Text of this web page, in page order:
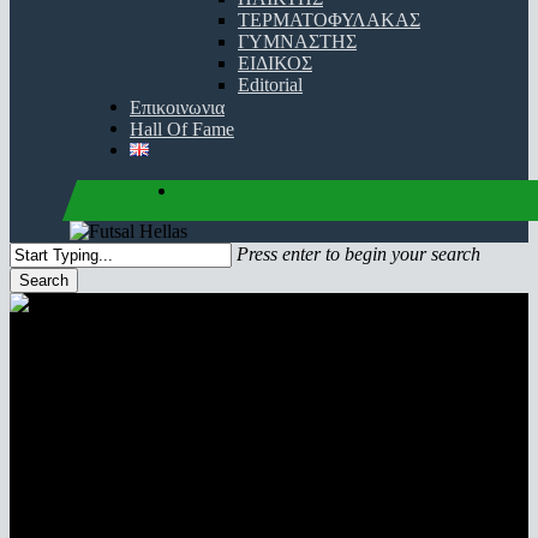
ΤΕΡΜΑΤΟΦΥΛΑΚΑΣ
ΓΥΜΝΑΣΤΗΣ
ΕΙΔΙΚΟΣ
Editorial
Επικοινωνια
Hall Of Fame
Press enter to begin your search
Search
Close